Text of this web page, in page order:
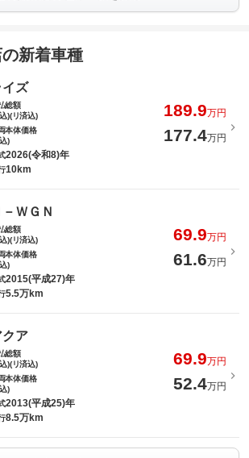
新着車種
イズ
総額
)(リ済込)
189.9万円
本体価格
)
177.4万円
2026(令和8)年
10km
－ＷＧＮ
総額
)(リ済込)
69.9万円
本体価格
)
61.6万円
2015(平成27)年
5.5万km
クア
総額
)(リ済込)
69.9万円
本体価格
)
52.4万円
2013(平成25)年
8.5万km